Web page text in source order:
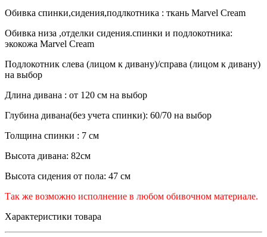
Обивка спинки,сидения,подлкотника : ткань Marvel Cream
Обивка низа ,отделки сидения.спинки и подлокотника:
экокожа Marvel Cream
Подлокотник слева (лицом к дивану)/справа (лицом к дивану)
на выбор
Длина дивана : от 120 см на выбор
Глубина дивана(без учета спинки): 60/70 на выбор
Толщина спинки : 7 см
Высота дивана: 82см
Высота сидения от пола: 47 см
Так же возможно исполнение в любом обивочном материале.
Характеристики товара